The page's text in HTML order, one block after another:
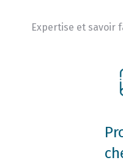
Expertise et savoir